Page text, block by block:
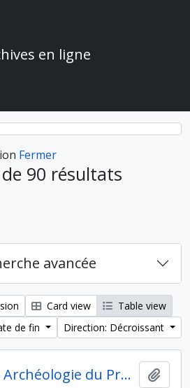
en ligne
Fermer
90 résultats
avancée
Card view
Table view
de fin
Direction: Décroissant
Frank Braemer. Archéologie du Proche-Orient hellénistique et romain